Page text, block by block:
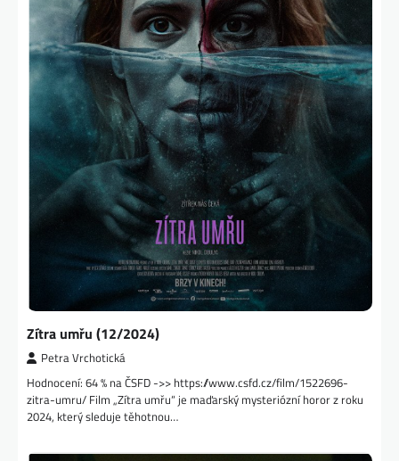
Zítra umřu (12/2024)
Petra Vrchotická
Hodnocení: 64 % na ČSFD ->> https://www.csfd.cz/film/1522696-
zitra-umru/ Film „Zítra umřu“ je maďarský mysteriózní horor z roku
2024, který sleduje těhotnou…